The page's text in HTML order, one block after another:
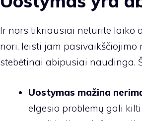
Ir nors tikriausiai neturite laiko
nori, leisti jam
stebėtinai abipusiai naudinga.
Uostymas mažina
elgesio problemų gali